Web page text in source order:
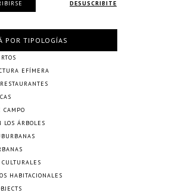
DESUSCRIBITE
POR TIPOLOGÍAS
EFÍMERA
CAMPO
LOS ÁRBOLES
CULTURALES
HABITACIONALES